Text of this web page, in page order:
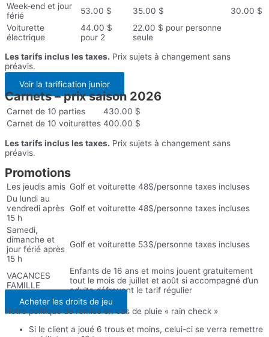
Week-end et jour
férié
53.00 $ 35.00 $
30.00 $
Voiturette
électrique
44.00 $
pour 2
22.00 $ pour personne
seule
Les tarifs inclus les taxes. Prix sujets à changement sans
préavis.
Voir la tarification junior
Carnets – prix saison 2026
Carnet de 10 parties
430.00 $
Carnet de 10 voiturettes 400.00 $
Les tarifs inclus les taxes. Prix sujets à changement sans
préavis.
Promotions
Les jeudis amis Golf et voiturette 48$/personne taxes incluses
Du lundi au
vendredi après
15 h
Golf et voiturette 48$/personne taxes incluses
Samedi,
dimanche et
jour férié après
15 h
Golf et voiturette 53$/personne taxes incluses
VACANCES
FAMILLE
Enfants de 16 ans et moins jouent gratuitement
tout le mois de juillet et août si accompagné d’un
adulte défrayant le tarif régulier
Acheter les droits de jeu
Notre politique de remise en cas de pluie « rain check »
Si le client a joué 6 trous et moins, celui-ci se verra remettre